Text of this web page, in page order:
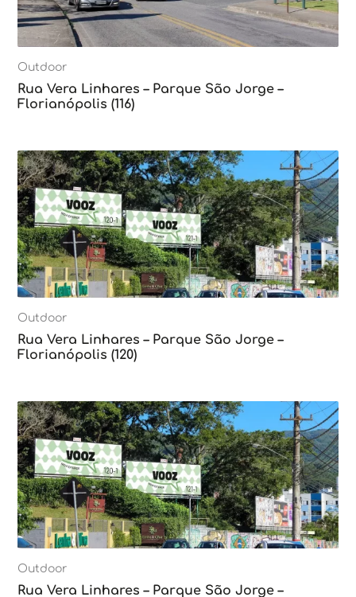
Outdoor
Rua Vera Linhares – Parque São Jorge –
Florianópolis (116)
Outdoor
Rua Vera Linhares – Parque São Jorge –
Florianópolis (120)
Outdoor
Rua Vera Linhares – Parque São Jorge –